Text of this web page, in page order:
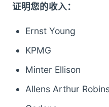
证明您的收入：
Ernst Young
KPMG
Minter Ellison
Allens Arthur